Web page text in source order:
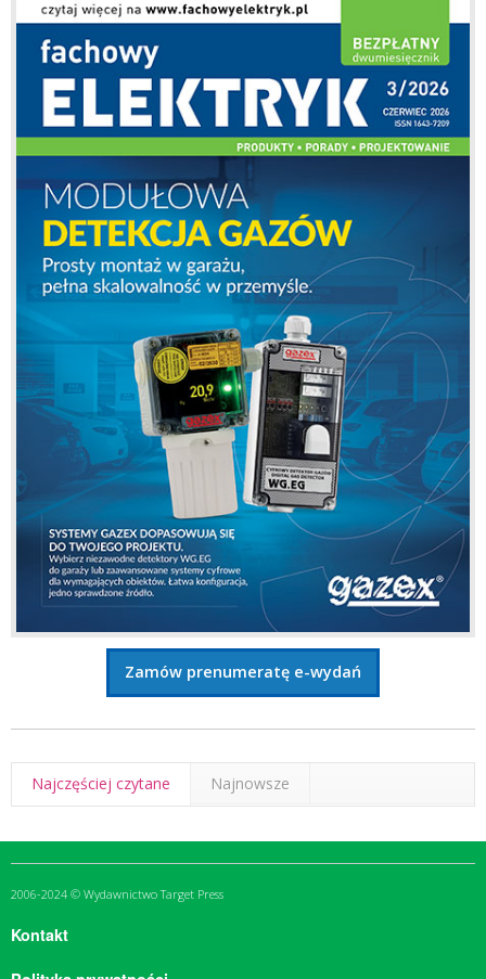
Zamów prenumeratę e-wydań
Najczęściej czytane Najnowsze
2006-2024 © Wydawnictwo Target Press
Kontakt